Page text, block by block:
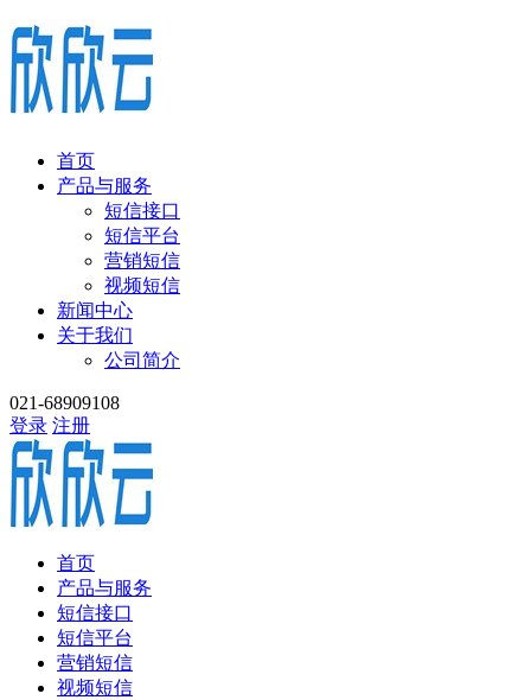
首页
产品与服务
短信接口
短信平台
营销短信
视频短信
新闻中心
关于我们
公司简介
021-68909108
登录 注册
首页
产品与服务
短信接口
短信平台
营销短信
视频短信